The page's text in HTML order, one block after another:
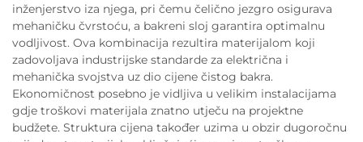
inženjerstvo iza njega, pri čemu čelično jezgro osigurava
mehaničku čvrstoću, a bakreni sloj garantira optimalnu
vodljivost. Ova kombinacija rezultira materijalom koji
zadovoljava industrijske standarde za električna i
mehanička svojstva uz dio cijene čistog bakra.
Ekonomičnost posebno je vidljiva u velikim instalacijama
gdje troškovi materijala znatno utječu na projektne
budžete. Struktura cijena također uzima u obzir dugoročnu